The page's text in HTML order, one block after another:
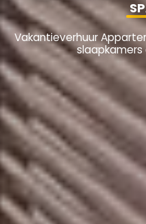
Vakantieverhuur
slaapkamers